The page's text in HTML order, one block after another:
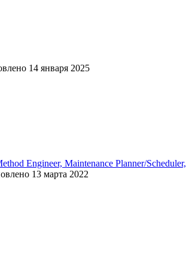
14 января 2025
Engineer, Maintenance Planner/Scheduler,
13 марта 2022